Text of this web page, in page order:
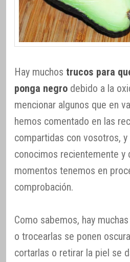
Hay muchos trucos para
ponga negro debido a la
mencionar algunos que en
hemos comentado en las
compartidas con vosotros,
conocimos recientemente y
momentos tenemos en
comprobación.
Como sabemos, hay
o trocearlas se ponen
cortarlas o retirar la piel se